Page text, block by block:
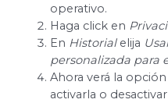
operativo.
Haga click en
En Historialelija
personalizada para
Ahora verá la opción
activarla o